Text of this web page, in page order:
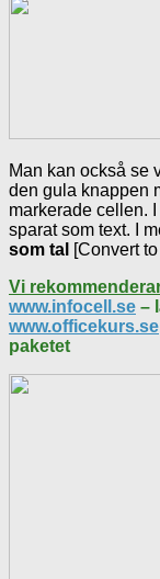
Man kan också se
den gula knappen
markerade cellen.
sparat som text. I
som tal [Convert
Vi
www.infocell.se –
www.officekurs.se
paketet